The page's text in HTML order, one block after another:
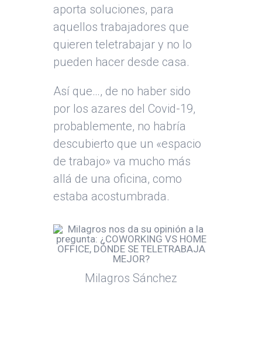
aporta soluciones, para
aquellos trabajadores que
quieren teletrabajar y no lo
pueden hacer desde casa.
Así que…, de no haber sido
por los azares del Covid-19,
probablemente, no habría
descubierto que un «espacio
de trabajo» va mucho más
allá de una oficina, como
estaba acostumbrada.
Milagros Sánchez